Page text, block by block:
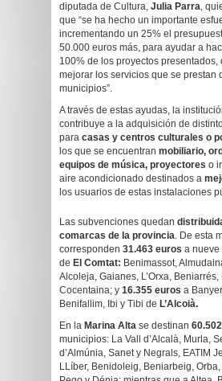
diputada de Cultura, Julia Parra,
que “se ha hecho un importante
incrementando un 25% el
50.000 euros más, para ayudar a
100% de los proyectos presentados,
mejorar los servicios que se prestan
municipios”.
A través de estas ayudas, la
contribuye a la adquisición de
para casas y centros culturales o
los que se encuentran mobiliario,
equipos de música, proyectores o
aire acondicionado destinados a
los usuarios de estas instalaciones
Las subvenciones quedan
comarcas de la provincia. De esta
corresponden 31.463 euros a nueve
de El Comtat: Benimassot,
Alcoleja, Gaianes, L’Orxa,
Cocentaina; y 16.355 euros a
Benifallim, Ibi y Tibi de L’Alcoià.
En la Marina Alta se destinan
municipios: La Vall d’Alcalà, Murla,
d’Almúnia, Sanet y Negrals, EATIM
LLíber, Benidoleig, Beniarbeig,